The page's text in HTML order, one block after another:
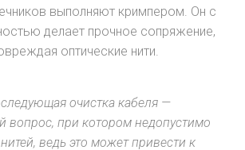
выполняют кримпером. Он с
делает прочное сопряжение,
оптические нити.
очистка кабеля —
вопрос, при котором недопустимо
ведь это может привести к